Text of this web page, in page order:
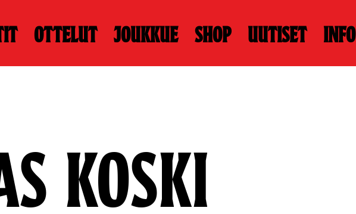
Ottelut Joukkue Shop Uutiset Info
KOSKI